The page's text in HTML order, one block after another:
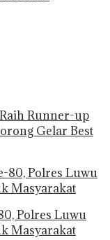
Runner-up
Gelar Best
Polres Luwu
Masyarakat